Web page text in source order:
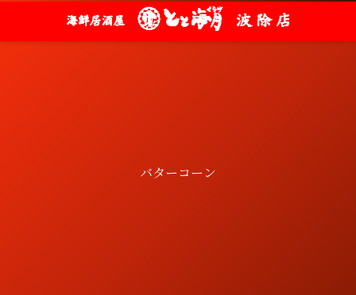
バターコーン